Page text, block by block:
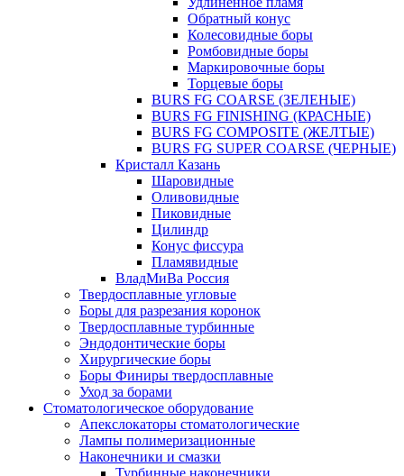
Обратный конус
Колесовидные боры
Ромбовидные боры
Маркировочные боры
Торцевые боры
BURS FG COARSE (ЗЕЛЕНЫЕ)
BURS FG FINISHING (КРАСНЫЕ)
BURS FG COMPOSITE (ЖЕЛТЫЕ)
BURS FG SUPER COARSE (ЧЕРНЫЕ)
Кристалл Казань
Шаровидные
Оливовидные
Пиковидные
Цилиндр
Конус фиссура
Пламявидные
ВладМиВа Россия
Твердосплавные угловые
Боры для разрезания коронок
Твердосплавные турбинные
Эндодонтические боры
Хирургические боры
Боры Финиры твердосплавные
Уход за борами
Стоматологическое оборудование
Апекслокаторы стоматологические
Лампы полимеризационные
Наконечники и смазки
Турбинные наконечники